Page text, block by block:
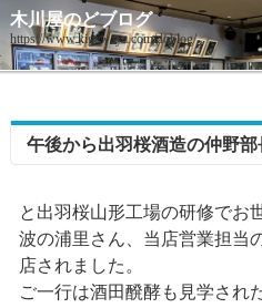
木川屋のどブログ
https://www.kigawaya.com/doblog/
午後から出羽桜酒造の仲野部
と出羽桜山形工場の研修でお
波の浦里さん、当店営業担当
店されました。
ご一行は酒田醗酵も見学され